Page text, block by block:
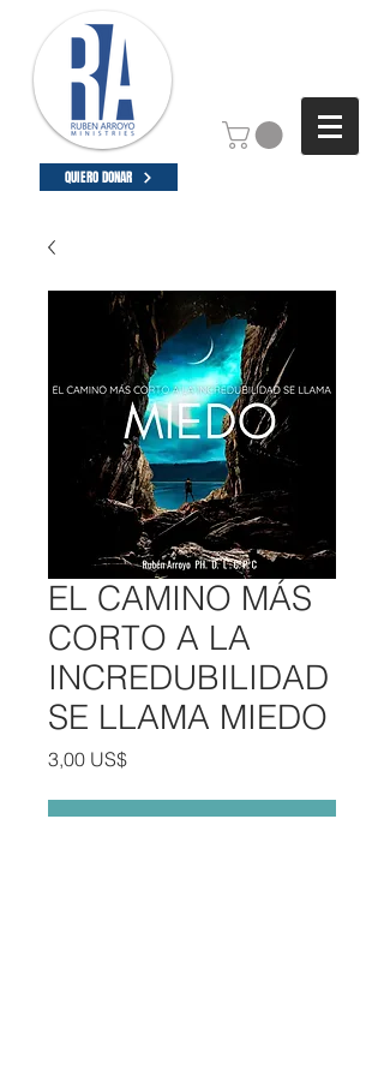
QUIERO DONAR
EL CAMINO MÁS
CORTO A LA
INCREDUBILIDAD
SE LLAMA MIEDO
3,00 US$Precio
Agregar al carrito